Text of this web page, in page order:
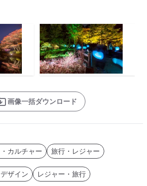
画像一括ダウンロード
カルチャー 旅行・レジャー
ザイン レジャー・旅行